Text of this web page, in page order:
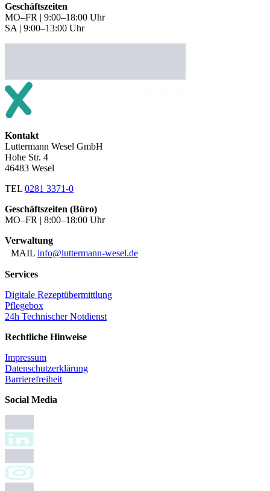
Geschäftszeiten
MO–FR | 9:00–18:00 Uhr
SA | 9:00–13:00 Uhr
Kontakt
Luttermann Wesel GmbH
Hohe Str. 4
46483 Wesel
TEL 0281 3371-0
Geschäftszeiten (Büro)
MO–FR | 8:00–18:00 Uhr
Verwaltung
MAIL info@luttermann-wesel.de
Services
Digitale Rezeptübermittlung
Pflegebox
24h Technischer Notdienst
Rechtliche Hinweise
Impressum
Datenschutzerklärung
Barrierefreiheit
Social Media